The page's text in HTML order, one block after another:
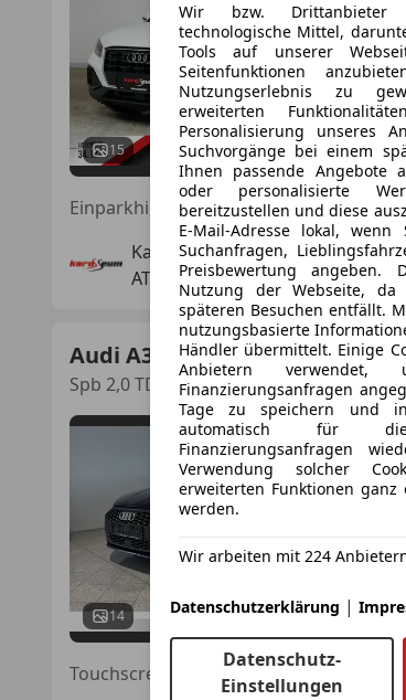
15
Karosseum GmbH
AT-4693 Desselbrunn
Audi A3
Spb 2,0 TDi
14
€
Wir bzw. Drittanbieter
technologische Mittel,
Tools auf unserer
Seitenfunktionen
Nutzungserlebnis zu
erweiterten
Personalisierung unseres
Suchvorgänge bei einem
Ihnen passende Angebote
oder personalisierte
bereitzustellen und diese
E-Mail-Adresse lokal,
Suchanfragen,
Preisbewertung
Nutzung der Webseite,
späteren Besuchen entfällt.
nutzungsbasierte
Händler übermittelt. Einige
Anbietern
Finanzierungsanfragen
Tage zu speichern und
automatisch für
Finanzierungsanfragen
Verwendung solcher
erweiterten Funktionen
werden.
Wir arbeiten mit 224
Datenschutzerklärung |
Datenschutz-
Einstellungen